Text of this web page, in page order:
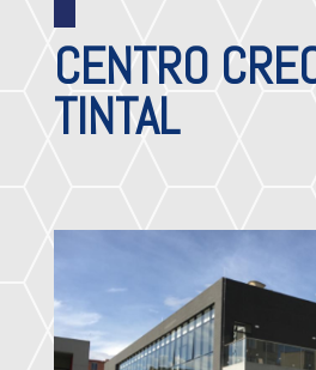
CENTRO
TINTAL